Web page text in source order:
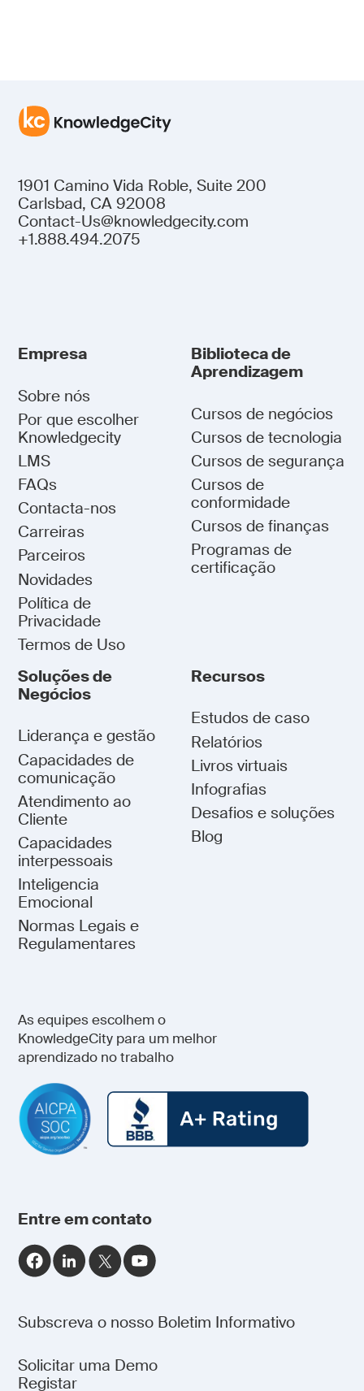
Empresa
Sobre nós
Por que escolher
Knowledgecity
LMS
FAQs
Contacta-nos
Carreiras
Parceiros
Novidades
Política de
Privacidade
Termos de Uso
Biblioteca de
Aprendizagem
Cursos de negócios
Cursos de tecnologia
Cursos de segurança
Cursos de
conformidade
Cursos de finanças
Programas de
certificação
Soluções de
Negócios
Liderança e gestão
Capacidades de
comunicação
Atendimento ao
Cliente
Capacidades
interpessoais
Inteligencia
Emocional
Normas Legais e
Regulamentares
Recursos
Estudos de caso
Relatórios
Livros virtuais
Infografias
Desafios e soluções
Blog
1901 Camino Vida Roble, Suite 200
Carlsbad, CA 92008
Contact-Us@knowledgecity.com
+1.888.494.2075
Entre em contato
Subscreva o nosso Boletim Informativo
As equipes escolhem o
KnowledgeCity para um melhor
aprendizado no trabalho
Solicitar uma Demo
Registar
Usamos ficheiros de otimização para melhorar a tua
experiência no nosso site e oferecer-te informações